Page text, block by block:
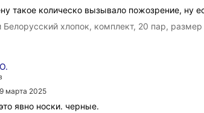
такое колическо вызывало пожозрение, ну
хлопок, комплект, 20 пар,
марта 2025
явно носки. черные.